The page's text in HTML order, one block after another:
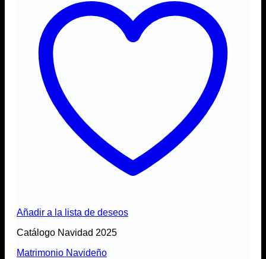
Añadir a la lista de deseos
Catálogo Navidad 2025
Matrimonio Navideño